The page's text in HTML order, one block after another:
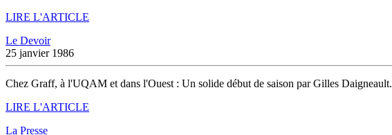
LIRE L'ARTICLE
Le Devoir
25 janvier 1986
Chez Graff, à l'UQAM et dans l'Ouest : Un solide début de saison par Gilles Daigneault.
LIRE L'ARTICLE
La Presse